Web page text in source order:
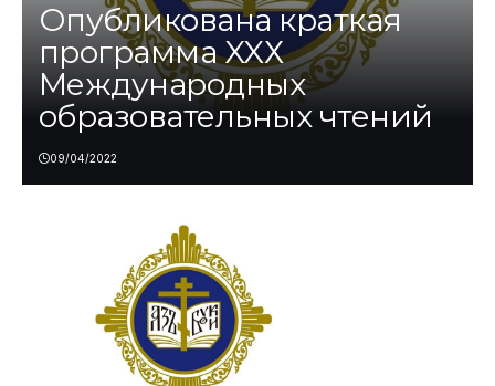
Опубликована краткая
программа XXХ
Международных
образовательных чтений
09/04/2022